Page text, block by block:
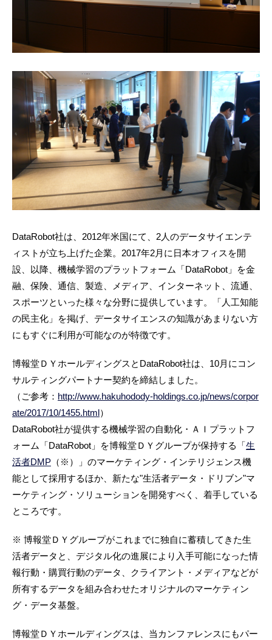
DataRobot社は、2012年米国にて、2人のデータサイエンテ
ィストが立ち上げた企業。2017年2月に日本オフィスを開
設、以降、機械学習のプラットフォーム「DataRobot」を金
融、保険、通信、製造、メディア、インターネット、流通、
スポーツといった様々な分野に提供しています。「人工知能
の民主化」を掲げ、データサイエンスの知識があまりない方
にもすぐに利用が可能なのが特徴です。
博報堂ＤＹホールディングスとDataRobot社は、10月にコン
サルティングパートナー契約を締結しました。
（ご参考： http://www.hakuhodody-holdings.co.jp/news/corpor
ate/2017/10/1455.html ）
DataRobot社が提供する機械学習の自動化・ＡＩプラットフ
ォーム「DataRobot」を博報堂ＤＹグループが保持する「 生
活者DMP （※）」のマーケティング・インテリジェンス機
能として採用するほか、新たな"生活者データ・ドリブン"マ
ーケティング・ソリューションを開発すべく、着手している
ところです。
※ 博報堂ＤＹグループがこれまでに独自に蓄積してきた生
活者データと、デジタル化の進展により入手可能になった情
報行動・購買行動のデータ、クライアント・メディアなどが
所有するデータを組み合わせたオリジナルのマーケティン
グ・データ基盤。
博報堂ＤＹホールディングスは、当カンファレンスにもパー